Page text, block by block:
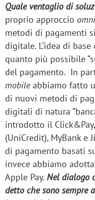
Quale ventaglio di
proprio approccio
metodi di pagamenti
digitale. L’idea di
quanto più possibile
del pagamento. In
mobileabbiamo fatto
di nuovi metodi di
digitali di natura
introdotto il
(UniCredit), MyBank e
di pagamento basati
invece abbiamo
Apple Pay. Nel dialogo
detto che sono sempre